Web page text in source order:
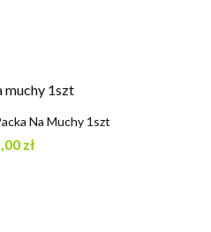
Na Muchy 1szt
zł